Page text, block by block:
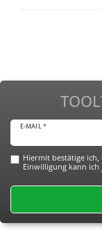
E-MAIL *
Hiermit bestätige ich,
Einwilligung kann